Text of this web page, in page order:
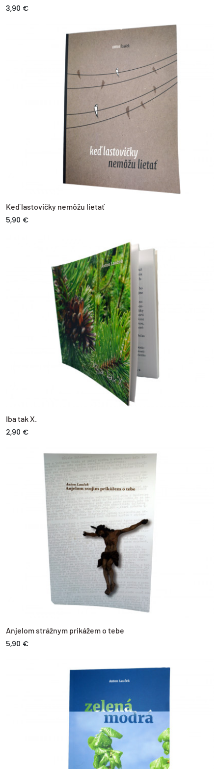
3,90 €
Keď lastovičky nemôžu lietať
5,90 €
Iba tak X.
2,90 €
Anjelom strážnym prikážem o tebe
5,90 €